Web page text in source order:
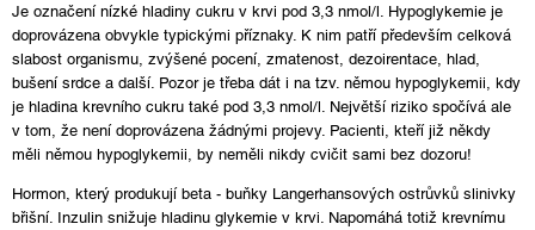
Je označení nízké hladiny cukru v krvi pod 3,3 nmol/l. Hypoglykemie je
doprovázena obvykle typickými příznaky. K nim patří především celková
slabost organismu, zvýšené pocení, zmatenost, dezoirentace, hlad,
bušení srdce a další. Pozor je třeba dát i na tzv. němou hypoglykemii, kdy
je hladina krevního cukru také pod 3,3 nmol/l. Největší riziko spočívá ale
v tom, že není doprovázena žádnými projevy. Pacienti, kteří již někdy
měli němou hypoglykemii, by neměli nikdy cvičit sami bez dozoru!
Hormon, který produkují beta - buňky Langerhansových ostrůvků slinivky
břišní. Inzulin snižuje hladinu glykemie v krvi. Napomáhá totiž krevnímu